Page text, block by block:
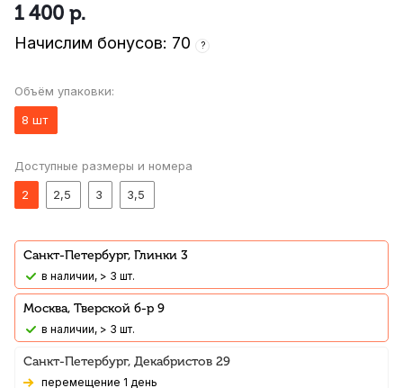
1 400 р.
Начислим бонусов: 70 ?
Объём упаковки:
8 шт
Доступные размеры и номера
2
2,5 3 3,5
Санкт-Петербург, Глинки 3
В наличии, > 3 шт.
Москва, Тверской б-р 9
В наличии, > 3 шт.
Санкт-Петербург, Декабристов 29
Перемещение 1 день